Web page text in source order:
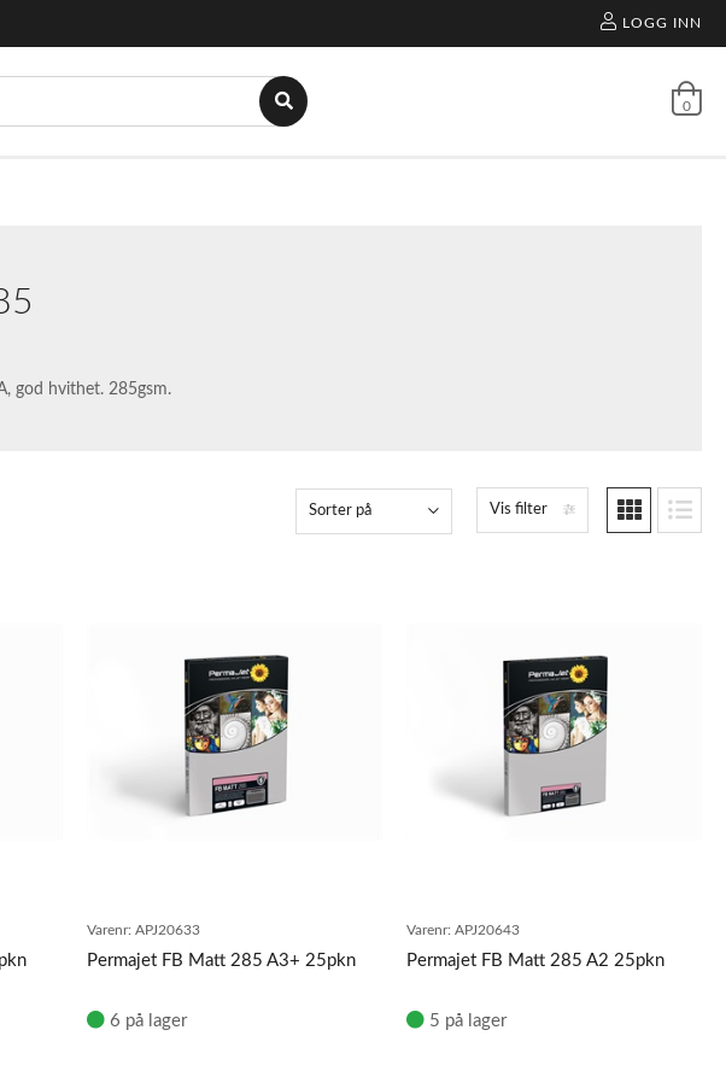
LOGG INN
0
god hvithet. 285gsm.
Vis filter
Sorter på
Varenr: APJ20633
Permajet FB Matt 285 A3+ 25pkn
6 på lager
Varenr: APJ20643
Permajet FB Matt 285 A2 25pkn
5 på lager